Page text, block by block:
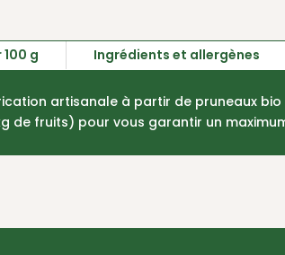
g Ingrédients et allergènes
artisanale à partir de pruneaux
de fruits) pour vous garantir un